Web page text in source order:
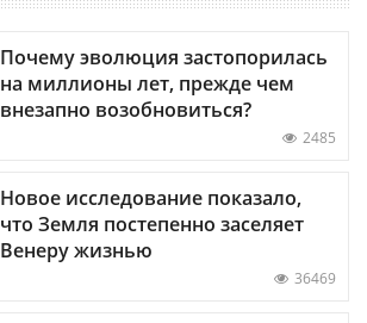
Почему эволюция застопорилась
на миллионы лет, прежде чем
внезапно возобновиться?
2485
Новое исследование показало,
что Земля постепенно заселяет
Венеру жизнью
36469